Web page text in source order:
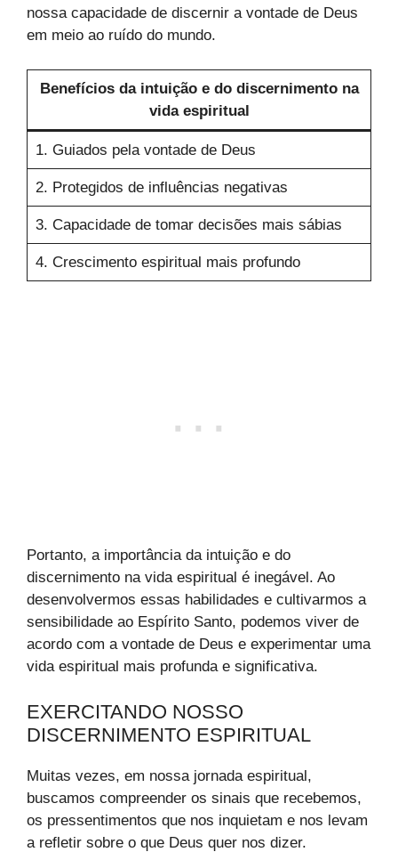
nossa capacidade de discernir a vontade de Deus
em meio ao ruído do mundo.
Benefícios da intuição e do discernimento na
vida espiritual
1. Guiados pela vontade de Deus
2. Protegidos de influências negativas
3. Capacidade de tomar decisões mais sábias
4. Crescimento espiritual mais profundo
Portanto, a importância da intuição e do
discernimento na vida espiritual é inegável. Ao
desenvolvermos essas habilidades e cultivarmos a
sensibilidade ao Espírito Santo, podemos viver de
acordo com a vontade de Deus e experimentar uma
vida espiritual mais profunda e significativa.
EXERCITANDO NOSSO
DISCERNIMENTO ESPIRITUAL
Muitas vezes, em nossa jornada espiritual,
buscamos compreender os sinais que recebemos,
os pressentimentos que nos inquietam e nos levam
a refletir sobre o que Deus quer nos dizer.